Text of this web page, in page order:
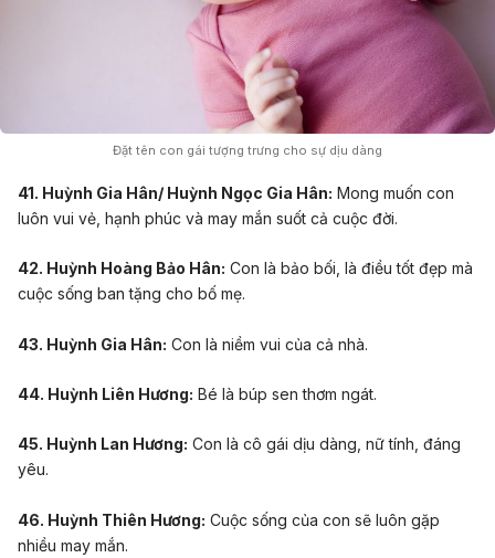
Đặt tên con gái tượng trưng cho sự dịu dàng
41. Huỳnh Gia Hân/ Huỳnh Ngọc Gia Hân: Mong muốn con
luôn vui vẻ, hạnh phúc và may mắn suốt cả cuộc đời.
42. Huỳnh Hoàng Bảo Hân: Con là bảo bối, là điều tốt đẹp mà
cuộc sống ban tặng cho bố mẹ.
43. Huỳnh Gia Hân: Con là niềm vui của cả nhà.
44. Huỳnh Liên Hương: Bé là búp sen thơm ngát.
45. Huỳnh Lan Hương: Con là cô gái dịu dàng, nữ tính, đáng
yêu.
46. Huỳnh Thiên Hương: Cuộc sống của con sẽ luôn gặp
nhiều may mắn.